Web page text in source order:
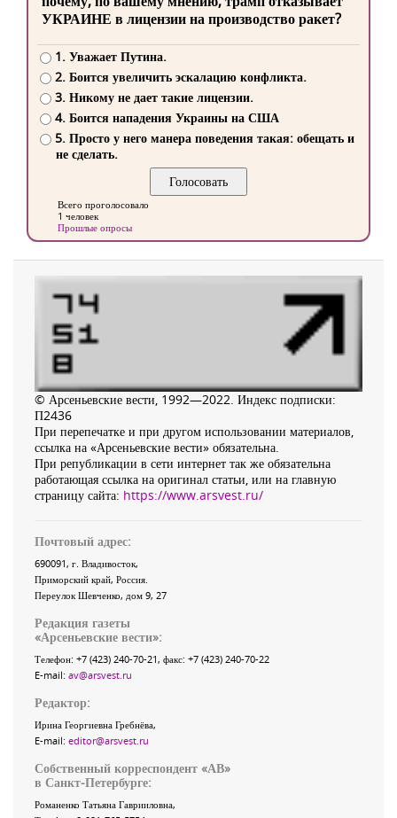
УКРАИНЕ в лицензии на производство ракет?
1. Уважает Путина.
2. Боится увеличить эскалацию конфликта.
3. Никому не дает такие лицензии.
4. Боится нападения Украины на США
5. Просто у него манера поведения такая: обещать и
не сделать.
Всего проголосовало
1 человек
Прошлые опросы
© Арсеньевские вести, 1992—2022. Индекс подписки:
П2436
При перепечатке и при другом использовании материалов,
ссылка на «Арсеньевские вести» обязательна.
При републикации в сети интернет так же обязательна
работающая ссылка на оригинал статьи, или на главную
страницу сайта: https://www.arsvest.ru/
Почтовый адрес:
690091, г. Владивосток,
Приморский край, Россия
Переулок Шевченко, дом 9, 27
Редакция газеты
«Арсеньевские вести»:
Телефон: +7 (423) 240-70-21, факс: +7 (423) 240-70-22
E-mail: av@arsvest.ru
Редактор:
Ирина Георгиевна Гребнёва,
E-mail: editor@arsvest.ru
Собственный корреспондент «АВ»
в Санкт-Петербурге:
Романенко Татьяна Гаврииловна,